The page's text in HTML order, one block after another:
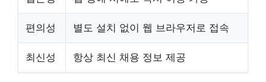
편의성 별도 설치 없이 웹 브라우저로 접속
최신성 항상 최신 채용 정보 제공